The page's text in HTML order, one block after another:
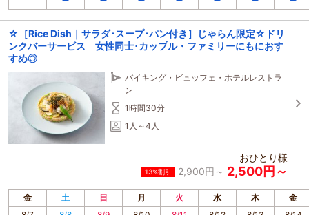
☆［Rice Dish｜サラダ･スープ･パン付き］じゃらん限定☆ドリ
ンクバーサービス 女性同士･カップル・ファミリーにもにおす
すめ◎
バイキング・ビュッフェ・ホテルレストラ
ン
1時間30分
1人～4人
おひとり様
13%割引 2,900円～ 2,500円～
金 土 日 月 火 水 木
金